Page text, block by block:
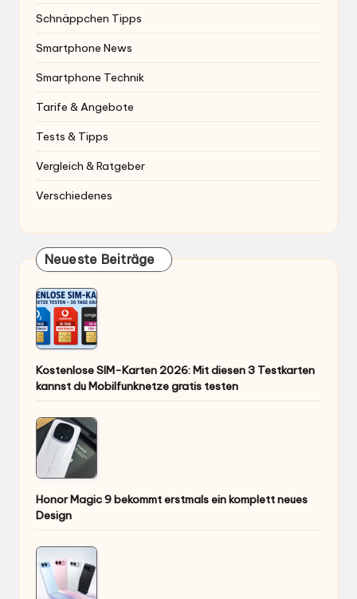
Schnäppchen Tipps
Smartphone News
Smartphone Technik
Tarife & Angebote
Tests & Tipps
Vergleich & Ratgeber
Verschiedenes
Neueste Beiträge
Kostenlose SIM-Karten 2026: Mit diesen 3 Testkarten
kannst du Mobilfunknetze gratis testen
Honor Magic 9 bekommt erstmals ein komplett neues
Design